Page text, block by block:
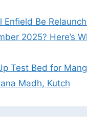
Enfield Be
2025? Here’s
Test Bed for
Madh, Kutch